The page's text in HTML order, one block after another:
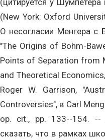
(цитируется у
(New York: Oxford
О несогласии Менгера с
"The Origins of Bohm-
Points of Separation from
and Theoretical
Roger W. Garrison,
Controversies", в Carl
op. cit., pp. 133--154.
сказать, что в рамках